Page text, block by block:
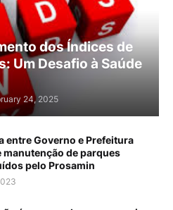
dos Índices de
Um Desafio à Saúde
24, 2025
entre Governo e Prefeitura
manutenção de parques
pelo Prosamin